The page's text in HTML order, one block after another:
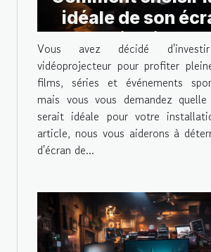
idéale de son
projection
Vous avez décidé
vidéoprojecteur pour profiter
films, séries et événements
mais vous vous demandez
serait idéale pour votre
article, nous vous aiderons à
d'écran de...